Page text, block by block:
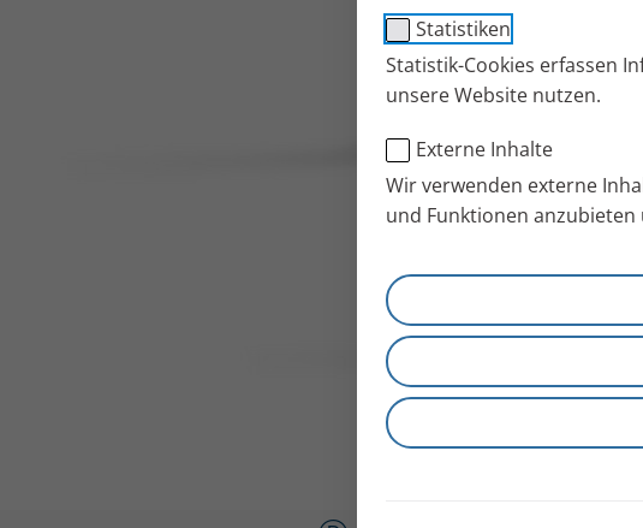
Statistiken
Statistik-Cookies erfassen
unsere Website nutzen.
Externe Inhalte
Wir verwenden externe
und Funktionen